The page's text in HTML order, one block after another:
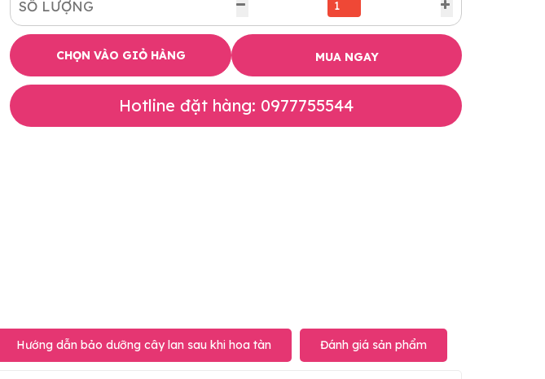
SỐ LƯỢNG
CHỌN VÀO GIỎ HÀNG MUA NGAY
Hotline đặt hàng: 0977755544
Hướng dẫn bảo dưỡng cây lan sau khi hoa tàn Đánh giá sản phẩm